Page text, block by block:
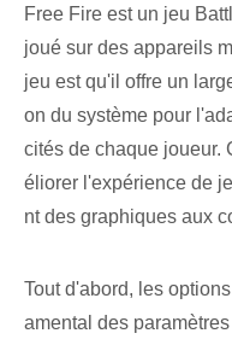
Free Fire est un jeu
joué sur des appareils
jeu est qu'il offre un
on du système pour
cités de chaque joueur.
éliorer l'expérience de
nt des graphiques aux
Tout d'abord, les
amental des